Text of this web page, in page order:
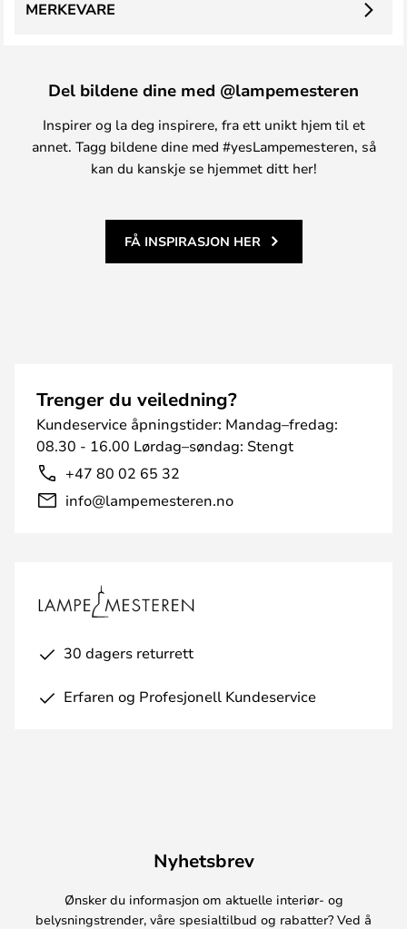
MERKEVARE
Del bildene dine med @lampemesteren
Inspirer og la deg inspirere, fra ett unikt hjem til et
annet. Tagg bildene dine med #yesLampemesteren, så
kan du kanskje se hjemmet ditt her!
FÅ INSPIRASJON HER
Trenger du veiledning?
Kundeservice åpningstider: Mandag–fredag:
08.30 - 16.00 Lørdag–søndag: Stengt
+47 80 02 65 32
info@lampemesteren.no
30 dagers returrett
Erfaren og Profesjonell Kundeservice
Nyhetsbrev
Ønsker du informasjon om aktuelle interiør- og
belysningstrender, våre spesialtilbud og rabatter? Ved å